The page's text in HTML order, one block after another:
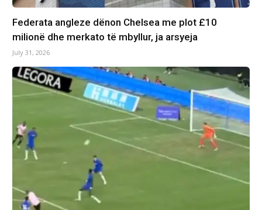
Federata angleze dënon Chelsea me plot £10
milionë dhe merkato të mbyllur, ja arsyeja
July 31, 2026